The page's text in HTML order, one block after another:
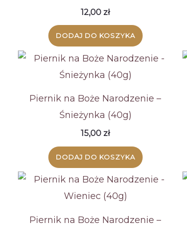
12,00 zł
DODAJ DO KOSZYKA
Piernik na Boże Narodzenie –
Śnieżynka (40g)
15,00 zł
DODAJ DO KOSZYKA
Piernik na Boże Narodzenie –